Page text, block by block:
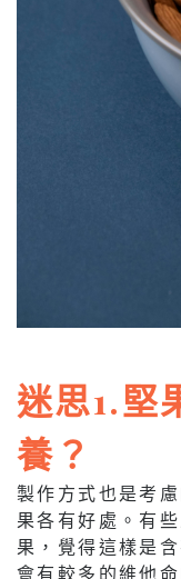
迷思1.堅
養？
製作方式也是考
果各有好處。有
果，覺得這樣是
會有較多的維他